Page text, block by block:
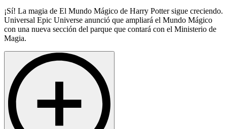
¡Sí! La magia de El Mundo Mágico de Harry Potter sigue creciendo.
Universal Epic Universe anunció que ampliará el Mundo Mágico
con una nueva sección del parque que contará con el Ministerio de
Magia.